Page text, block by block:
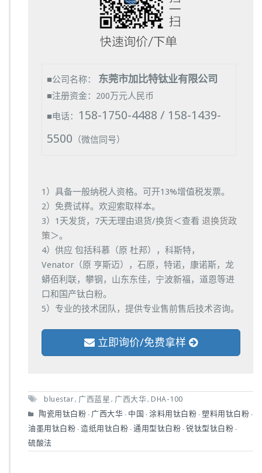
■公司名称： 东莞市加比特钛业有限公司
■注册资金：200万元人民币
■电话：
158-1750-4488 / 158-1439-
5500 （微信同号）
1）具备一般纳税人资格。可开13%增值税发票。
2）免费试样。欢迎索取样本。
3）1天发货，7天无理由退货/换货＜查看 退换货政
策＞。
4）供应 包括科慕（原 杜邦），科斯特，
Venator（原 亨斯迈），石原，特诺，康诺斯，龙
蟒佰利联，攀钢，山东东佳，宁波新福，道恩等进
口和国产钛白粉。
5）专业的技术团队，提供专业售前售后技术咨询。
立即询价/免费拿样
bluestar, 广西蓝星 , 广西大华, DHA-100
陶瓷用钛白粉 - 广西大华 - 中国 - 涂料用钛白粉 - 塑料用钛白粉 -
油墨用钛白粉 - 造纸用钛白粉 - 通用型钛白粉 - 锐钛型钛白粉 -
硫酸法